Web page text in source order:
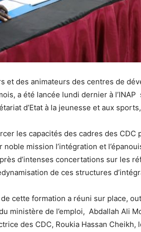
et des animateurs des centres de
a été lancée lundi dernier à
d’Etat à la jeunesse et aux
les capacités des cadres des
mission l’intégration et
d’intenses concertations sur les
de ces structures
cette formation a réuni sur place,
ministère de l’emploi, Abdallah Ali
des CDC, Roukia Hassan Cheikh,